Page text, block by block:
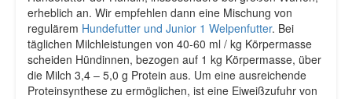
erheblich an. Wir empfehlen dann eine Mischung von
regulärem Hundefutter und Junior 1 Welpenfutter. Bei
täglichen Milchleistungen von 40-60 ml / kg Körpermasse
scheiden Hündinnen, bezogen auf 1 kg Körpermasse, über
die Milch 3,4 – 5,0 g Protein aus. Um eine ausreichende
Proteinsynthese zu ermöglichen, ist eine Eiweißzufuhr von